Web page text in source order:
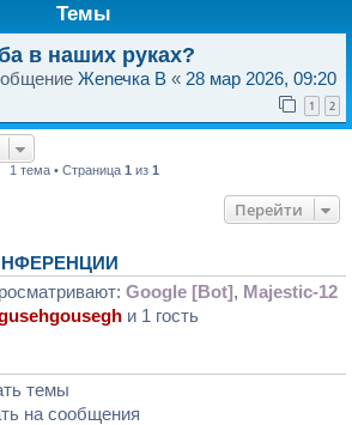
Темы
в наших руках?
Жеnечка B « 28 мар 2026, 09:20
1 2
1 тема • Страница 1 из 1
Перейти
Google [Bot], Majestic-12
и 1 гость
темы
на сообщения